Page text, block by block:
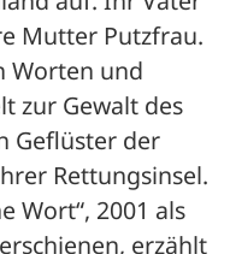
Mutter Putzfrau.
Worten und
zur Gewalt des
Geflüster der
Rettungsinsel.
Wort“, 2001 als
erzählt